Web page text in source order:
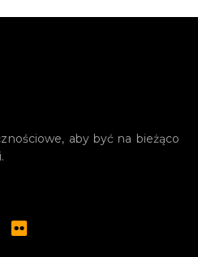
aby być na bieżąco